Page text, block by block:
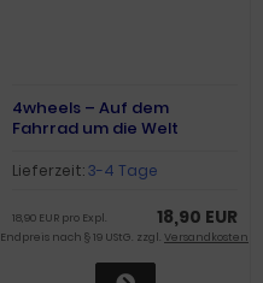
4wheels – Auf dem
Fahrrad um die Welt
Lieferzeit:3-4 Tage
18,90 EUR
18,90 EUR pro Expl.
Endpreis nach § 19 UStG. zzgl. Versandkosten